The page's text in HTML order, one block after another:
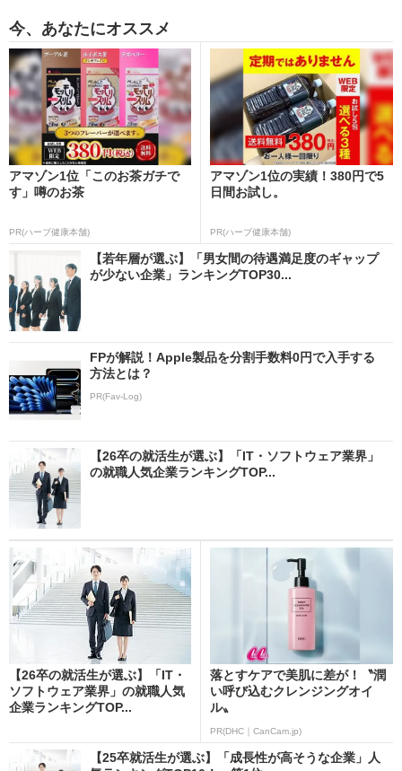
今、あなたにオススメ
アマゾン1位「このお茶ガチで
す」噂のお茶
PR(ハーブ健康本舗)
アマゾン1位の実績！380円で5
日間お試し。
PR(ハーブ健康本舗)
【若年層が選ぶ】「男女間の待遇満足度のギャップ
が少ない企業」ランキングTOP30...
FPが解説！Apple製品を分割手数料0円で入手する
方法とは？
PR(Fav-Log)
【26卒の就活生が選ぶ】「IT・ソフトウェア業界」
の就職人気企業ランキングTOP...
【26卒の就活生が選ぶ】「IT・
ソフトウェア業界」の就職人気
企業ランキングTOP...
落とすケアで美肌に差が！〝潤
い呼び込むクレンジングオイ
ル〟
PR(DHC｜CanCam.jp)
【25卒就活生が選ぶ】「成長性が高そうな企業」人